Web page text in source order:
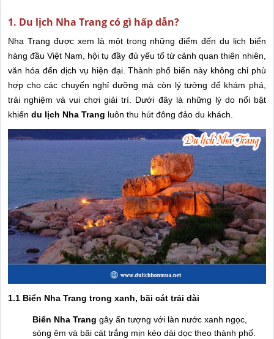
1. Du lịch Nha Trang có gì hấp dẫn?
Nha Trang được xem là một trong những điểm đến du lịch biển
hàng đầu Việt Nam, hội tụ đầy đủ yếu tố từ cảnh quan thiên nhiên,
văn hóa đến dịch vụ hiện đại. Thành phố biển này không chỉ phù
hợp cho các chuyến nghỉ dưỡng mà còn lý tưởng để khám phá,
trải nghiệm và vui chơi giải trí. Dưới đây là những lý do nổi bật
khiến du lịch Nha Trang luôn thu hút đông đảo du khách.
1.1 Biển Nha Trang trong xanh, bãi cát trải dài
Biển Nha Trang gây ấn tượng với làn nước xanh ngọc,
sóng êm và bãi cát trắng mịn kéo dài dọc theo thành phố.